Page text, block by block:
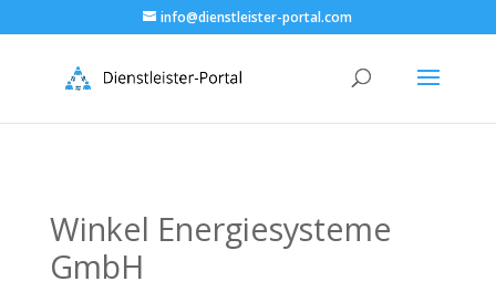
info@dienstleister-portal.com
Winkel Energiesysteme
GmbH